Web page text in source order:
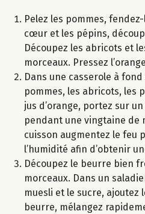
Pelez les pommes,
cœur et les pépins,
Découpez les abricots et
morceaux. Pressez
Dans une casserole à
pommes, les abricots, les
jus d’orange, portez sur
pendant une vingtaine de
cuisson augmentez le feu
l’humidité afin d’obtenir
Découpez le beurre bien
morceaux. Dans un
muesli et le sucre, ajoutez
beurre, mélangez